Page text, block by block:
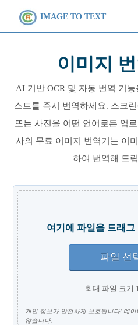
IMAGE TO TEXT
이미지
AI 기반 OCR 및 자동 번역 기
스트를 즉시 번역하세요. 스크
또는 사진을 어떤 언어로든 업
사의 무료 이미지 번역기는 이
하여 번역해 드
여기에 파일을 드래
파일 선
최대 파일 크기
개인 정보가 안전하게 보호됩니다! 데
않습니다.